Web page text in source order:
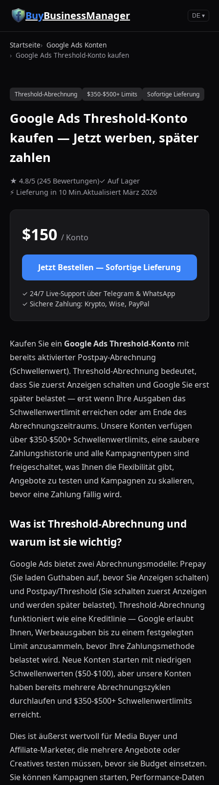
Zum Hauptinhalt springen
BuyBusinessManager DE ▾
Startseite
Google Ads Konten
Google Ads Threshold-Konto kaufen
Threshold-Abrechnung $350-$500+ Limits Sofortige Lieferung
Google Ads Threshold-Konto
kaufen — Jetzt werben, später
zahlen
★ 4.8/5 (245 Bewertungen)✓ Auf Lager
⚡ Lieferung in 10 Min.Aktualisiert März 2026
$150 / Konto
Jetzt Bestellen — Sofortige Lieferung
✓ 24/7 Live-Support über Telegram & WhatsApp
✓ Sichere Zahlung: Krypto, Wise, PayPal
Kaufen Sie ein Google Ads Threshold-Konto mit
bereits aktivierter Postpay-Abrechnung
(Schwellenwert). Threshold-Abrechnung bedeutet,
dass Sie zuerst Anzeigen schalten und Google Sie erst
später belastet — erst wenn Ihre Ausgaben das
Schwellenwertlimit erreichen oder am Ende des
Abrechnungszeitraums. Unsere Konten verfügen
über $350-$500+ Schwellenwertlimits, eine saubere
Zahlungshistorie und alle Kampagnentypen sind
freigeschaltet, was Ihnen die Flexibilität gibt,
Angebote zu testen und Kampagnen zu skalieren,
bevor eine Zahlung fällig wird.
Was ist Threshold-Abrechnung und
warum ist sie wichtig?
Google Ads bietet zwei Abrechnungsmodelle: Prepay
(Sie laden Guthaben auf, bevor Sie Anzeigen schalten)
und Postpay/Threshold (Sie schalten zuerst Anzeigen
und werden später belastet). Threshold-Abrechnung
funktioniert wie eine Kreditlinie — Google erlaubt
Ihnen, Werbeausgaben bis zu einem festgelegten
Limit anzusammeln, bevor Ihre Zahlungsmethode
belastet wird. Neue Konten starten mit niedrigen
Schwellenwerten ($50-$100), aber unsere Konten
haben bereits mehrere Abrechnungszyklen
durchlaufen und $350-$500+ Schwellenwertlimits
erreicht.
Dies ist äußerst wertvoll für Media Buyer und
Affiliate-Marketer, die mehrere Angebote oder
Creatives testen müssen, bevor sie Budget einsetzen.
Sie können Kampagnen starten, Performance-Daten